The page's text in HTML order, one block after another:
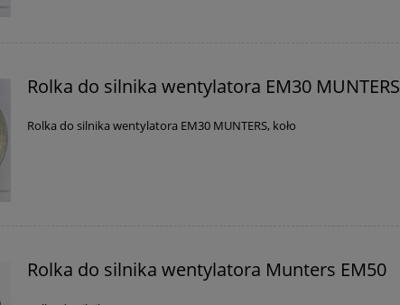
Rolka do silnika wentylatora EM30 MUNTERS
Rolka do silnika wentylatora EM30 MUNTERS, koło
Rolka do silnika wentylatora Munters EM50